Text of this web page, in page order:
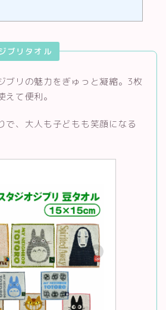
ブリタオル
ブリの魅力をぎゅっと凝縮。3枚
て便利。
で、大人も子どもも笑顔になる